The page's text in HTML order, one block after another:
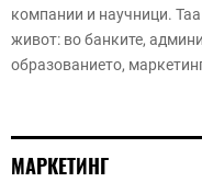
компании и научници. Таа
живот: во банките,
образованието,
МАРКЕТИНГ